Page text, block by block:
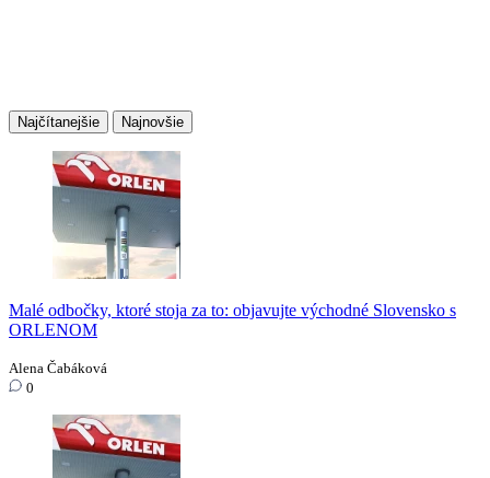
Najčítanejšie Najnovšie
Malé odbočky, ktoré stoja za to: objavujte východné Slovensko s
ORLENOM
Alena Čabáková
0